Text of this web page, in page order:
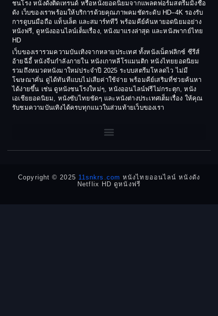
Crime อาชญากรรม
Crime อาชญากรรม
Culture
Dance เต้น
Dark Comedy ตลกร้าย
DC
Detective สืบสวน
1982
1981
1980
1978
1974
1973
1972
1971
1970
1969
1968
1964
ชนโรง หนังดังติดเทรนด์ หรือหนังยอดนิยมจากแพลตฟอร์มสตรีมมิงชื่อ
ดัง เว็บของเราพร้อมให้บริการด้วยคุณภาพคมชัดระดับ HD–4K รองรับ
การดูบนมือถือ แท็บเล็ต และสมาร์ททีวี พร้อมคีย์ค้นหายอดนิยมอย่าง
หนังฟรี, ดูหนังออนไลน์เต็มเรื่อง, หนังมาแรงล่าสุด และหนังพากย์ไทย
HD
เว็บของเรารวมความบันเทิงจากหลายประเทศ ทั้งหนังเน็ตฟลิกซ์ ซีรีส์
อ้ายฉีอี้ หนังจีนกำลังภายใน หนังเกาหลีโรแมนติก หนังไทยยอดนิยม
รวมถึงหมวดหนังมาใหม่ประจำปี 2025 ระบบสตรีมโหลดไว ไม่มี
โฆษณาคั่น ดูได้ทันทีแบบไม่เสียค่าใช้จ่าย พร้อมคีย์เสริมที่ช่วยค้นหา
ได้ง่ายขึ้น เช่น ดูหนังชนโรงใหม่ๆ, หนังออนไลน์ฟรีไม่กระตุก, หนัง
เอเชียยอดนิยม, หนังซับไทยชัดๆ และหนังต่างประเทศเต็มเรื่อง ให้คุณ
รับชมความบันเทิงได้ครบทุกแนวในส่วนท้ายเว็บของเรา
Copyright © 2025 11snkrs.com หนังไทยออนไลน์ หนังดัง
Netflix HD ดูหนังฟรี